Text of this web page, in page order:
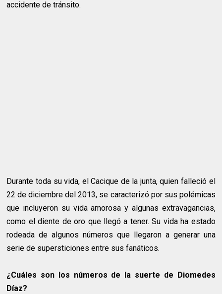
accidente de tránsito.
Durante toda su vida, el Cacique de la junta, quien falleció el
22 de diciembre del 2013, se caracterizó por sus polémicas
que incluyeron su vida amorosa y algunas extravagancias,
como el diente de oro que llegó a tener. Su vida ha estado
rodeada de algunos números que llegaron a generar una
serie de supersticiones entre sus fanáticos.
¿Cuáles son los números de la suerte de Diomedes
Díaz?